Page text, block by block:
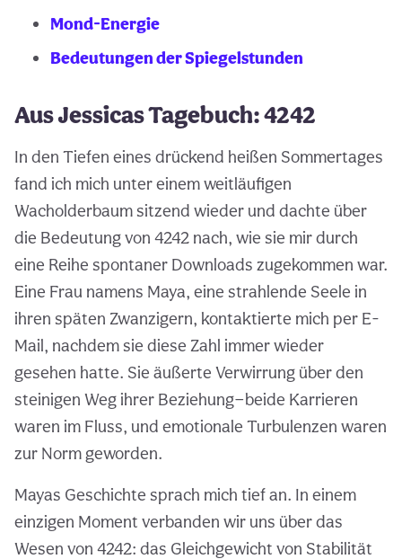
Mond-Energie
Bedeutungen der Spiegelstunden
Aus Jessicas Tagebuch: 4242
In den Tiefen eines drückend heißen Sommertages
fand ich mich unter einem weitläufigen
Wacholderbaum sitzend wieder und dachte über
die Bedeutung von 4242 nach, wie sie mir durch
eine Reihe spontaner Downloads zugekommen war.
Eine Frau namens Maya, eine strahlende Seele in
ihren späten Zwanzigern, kontaktierte mich per E-
Mail, nachdem sie diese Zahl immer wieder
gesehen hatte. Sie äußerte Verwirrung über den
steinigen Weg ihrer Beziehung—beide Karrieren
waren im Fluss, und emotionale Turbulenzen waren
zur Norm geworden.
Mayas Geschichte sprach mich tief an. In einem
einzigen Moment verbanden wir uns über das
Wesen von 4242: das Gleichgewicht von Stabilität